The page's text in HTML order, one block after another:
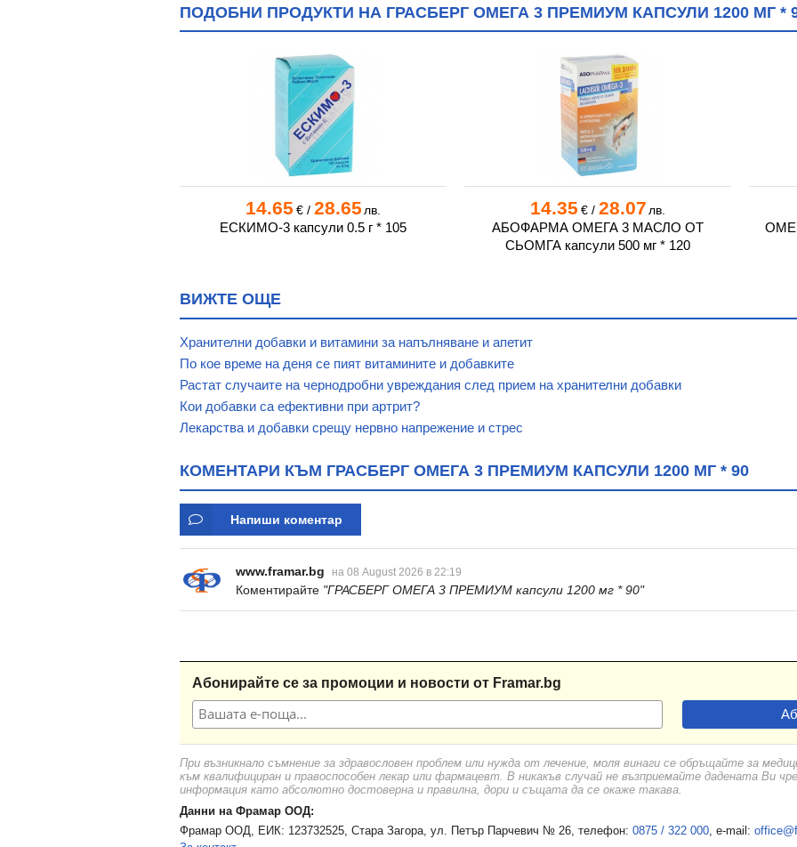
ПОДОБНИ ПРОДУКТИ НА ГРАСБЕРГ ОМЕГА 3 ПРЕМИУМ КАПСУЛИ 1200 МГ *
14.65 €/ 28.65 лв.
ЕСКИМО-3 капсули 0.5 г * 105
14.35 €/ 28.07 лв.
АБОФАРМА ОМЕГА 3 МАСЛО ОТ
СЬОМГА капсули 500 мг * 120
ВИЖТЕ ОЩЕ
Хранителни добавки и витамини за напълняване и апетит
По кое време на деня се пият витамините и добавките
Растат случаите на чернодробни увреждания след прием на хранителни добавки
Кои добавки са ефективни при артрит?
Лекарства и добавки срещу нервно напрежение и стрес
КОМЕНТАРИ КЪМ ГРАСБЕРГ ОМЕГА 3 ПРЕМИУМ КАПСУЛИ 1200 МГ * 90
Напиши коментар
www.framar.bg на 08 August 2026 в 22:19
Коментирайте "ГРАСБЕРГ ОМЕГА 3 ПРЕМИУМ капсули 1200 мг * 90"
Абонирайте се за промоции и новости от Framar.bg
При възникнало съмнение за здравословен проблем или нужда от лечение, моля винаги се обръщайте за
към квалифициран и правоспособен лекар или фармацевт. В никакъв случай не възприемайте дадената Ви
информация като абсолютно достоверна и правилна, дори и същата да се окаже такава.
Данни на Фрамар ООД:
Фрамар ООД, ЕИК: 123732525, Стара Загора, ул. Петър Парчевич № 26, телефон: 0875 / 322 000, e-mail: